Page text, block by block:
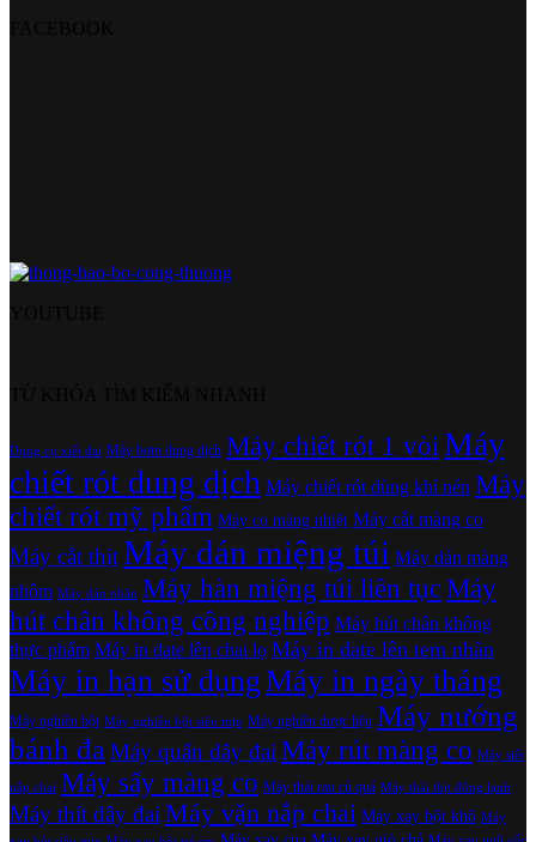
Dụng cụ xiết đai Máy bơm dung dịch Máy chiết rót 1 vòiMáy
chiết rót dung dịch Máy chiết rót dùng khí nén Máy
chiết rót mỹ phẩm Máy co màng nhiệt Máy cắt màng co
Máy cắt thịtMáy dán miệng túi Máy dán màng
nhôm Máy dán nhãn Máy hàn miệng túi liên tụcMáy
hút chân không công nghiệp Máy hút chân không
thực phẩm Máy in date lên chai lọ Máy in date lên tem nhãn
Máy in hạn sử dụngMáy in ngày tháng
Máy nghiền bột Máy nghiền bột siêu mịn Máy nghiền dược liệu Máy nướng
bánh đa Máy quấn dây đaiMáy rút màng co Máy siết
nắp chai Máy sấy màng co Máy thái rau củ quả Máy thái thịt đông lạnh
Máy thít dây đaiMáy vặn nắp chai Máy xay bột khô Máy